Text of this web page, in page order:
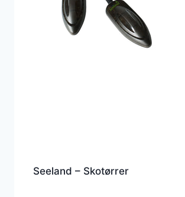
Seeland – Skotørrer